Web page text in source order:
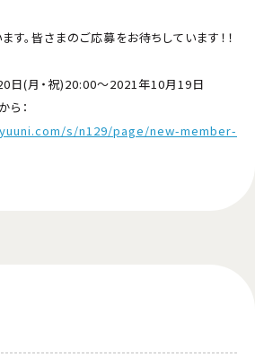
す。皆さまのご応募をお待ちしています！！
日(月・祝)20:00～2021年10月19日
：
s/n129/page/new-member-